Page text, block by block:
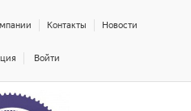
Контакты Новости
Войти